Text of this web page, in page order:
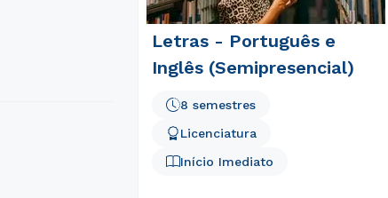
Letras - Português e
Inglês (Semipresencial)
Licenciatura
8 semestres
Início Imediato